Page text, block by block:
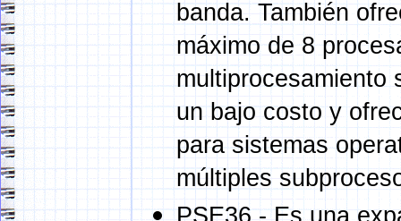
banda. También
máximo de 8
multiprocesamiento
un bajo costo y
para sistemas
múltiples